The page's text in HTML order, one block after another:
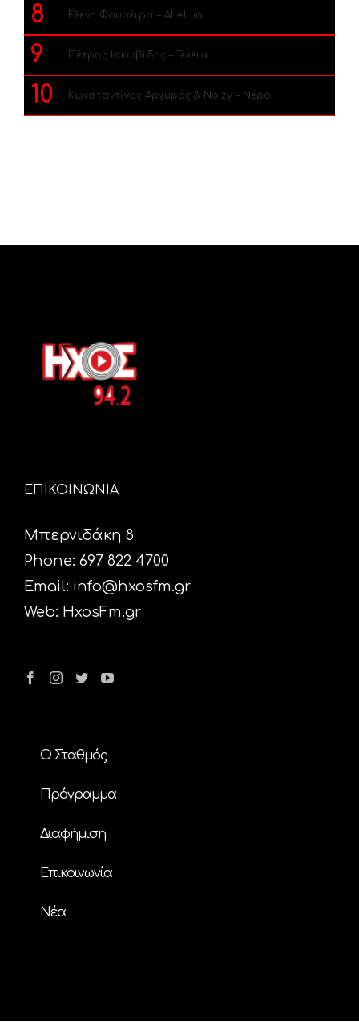
8 Ελένη Φουρέιρα – Alleluia
9 Πέτρος Ιακωβίδης – Τέλεια
10 Κωνσταντίνος Αργυρός & Noizy – Νερό
ΕΠΙΚΟΙΝΩΝΙΑ
Μπερνιδάκη 8
Phone: 697 822 4700
Email: info@hxosfm.gr
Web: HxosFm.gr
Ο Σταθμός
Πρόγραμμα
Διαφήμιση
Επικοινωνία
Nέα